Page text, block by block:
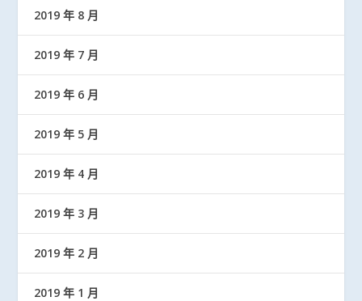
2019 年 8 月
2019 年 7 月
2019 年 6 月
2019 年 5 月
2019 年 4 月
2019 年 3 月
2019 年 2 月
2019 年 1 月